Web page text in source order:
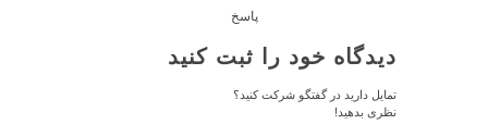
پاسخ
دیدگاه خود را ثبت کنید
تمایل دارید در گفتگو شرکت کنید؟
نظری بدهید!